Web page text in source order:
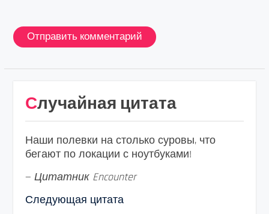
Случайная цитата
Наши полевки на столько суровы, что
бегают по локации с ноутбуками!
— Цитатник Encounter
Следующая цитата